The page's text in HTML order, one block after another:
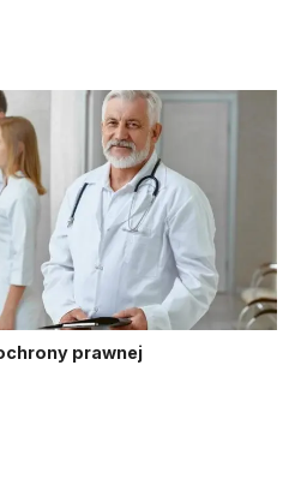
prawnej